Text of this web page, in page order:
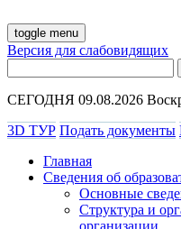
toggle menu
Версия для слабовидящих
СЕГОДНЯ 09.08.2026
3D ТУР Подать документы
Главная
Сведения об
Основные
Структура и
организации